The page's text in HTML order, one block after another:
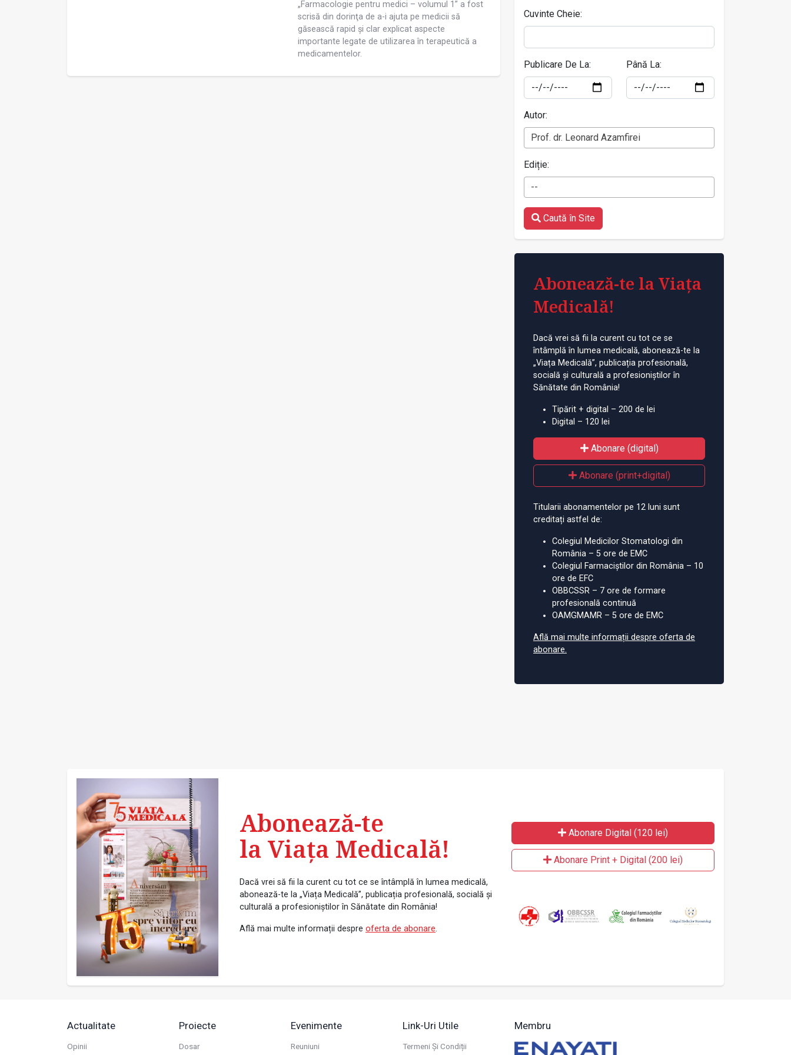
„Farmacologie pentru medici – volumul 1” a fost
scrisă din dorinţa de a-i ajuta pe medicii să
găsească rapid și clar explicat aspecte
importante legate de utilizarea în terapeutică a
medicamentelor.
Cuvinte Cheie:
Publicare De La: Până La:
Autor:
Prof. dr. Leonard Azamfirei
Ediție:
--
Caută în Site
Abonează-te la Viața
Medicală!
Dacă vrei să fii la curent cu tot ce se
întâmplă în lumea medicală, abonează-te la
„Viața Medicală”, publicația profesională,
socială și culturală a profesioniștilor în
Sănătate din România!
Tipărit + digital – 200 de lei
Digital – 120 lei
Abonare (digital)
Abonare (print+digital)
Titularii abonamentelor pe 12 luni sunt
creditați astfel de:
Colegiul Medicilor Stomatologi din
România – 5 ore de EMC
Colegiul Farmaciștilor din România – 10
ore de EFC
OBBCSSR – 7 ore de formare
profesională continuă
OAMGMAMR – 5 ore de EMC
Află mai multe informații despre oferta de
abonare.
Abonează-te
la Viața Medicală!
Dacă vrei să fii la curent cu tot ce se întâmplă în lumea medicală,
abonează-te la „Viața Medicală”, publicația profesională, socială și
culturală a profesioniștilor în Sănătate din România!
Află mai multe informații despre oferta de abonare.
Abonare Digital (120 lei)
Abonare Print + Digital (200 lei)
Actualitate
Opinii
Proiecte
Dosar
Evenimente
Reuniuni
Link-Uri Utile
Termeni Și Condiții
Membru